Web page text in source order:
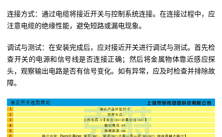
连接方式：通过电缆将接近开关与控制系统连接。在连接过程中，应
注意电缆的绝缘性能，避免短路或漏电现象。
调试与测试：在安装完成后，应对接近开关进行调试与测试。首先检
查开关的电源和信号线是否连接正确；然后将金属物体靠近感应探
头，观察输出电路是否有信号变化。如有异常，应及时检查并排除故
障。